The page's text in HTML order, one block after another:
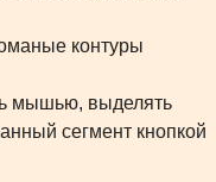
контуры
мышью, выделять
сегмент кнопкой